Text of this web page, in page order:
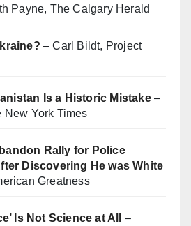
Payne, The Calgary Herald
– Carl Bildt, Project
Is a Historic Mistake–
New York Times
Rally for Police
Discovering He was White
Greatness
Is Not Science at All
–